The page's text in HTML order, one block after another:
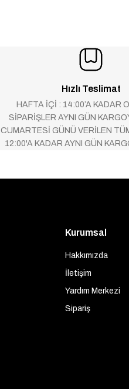
Hızlı Teslimat
HAFTA İÇİ : 14:00’A KADAR
SİPARİŞLER AYNI GÜN
CUMARTESİ GÜNÜ VERİLEN
12:00'A KADAR AYNI GÜN
Kurumsal
Hakkımızda
İletişim
Yardım Merkezi
Sipariş